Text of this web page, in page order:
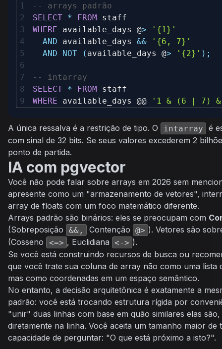
-- arrays padrão
SELECT * FROM
WHERE available_days @>
'{1}'
AND available_days &&
'{6, 7}'
AND
NOT ( available_days @> '{2}' ) ;
-- intarray
SELECT * FROM
WHERE available_days @@ '1 & (6 | 7)
A única ressalva é a restrição de tipo. O intarray
é
com sinal de 32 bits. Se seus valores excederem 2
ponto de partida.
IA com pgvector
Você não pode falar sobre arrays em 2026 sem
apresente como um "armazenamento de vetores",
array de floats com um foco matemático diferente.
Arrays padrão são binários: eles se preocupam com
(Sobreposição
&&, Contenção @> ). Vetores são
(Cosseno
<=> , Euclidiana <-> ).
Se você está construindo recursos de busca ou
que você trate sua coluna de array não como uma lista
mas como coordenadas em um espaço semântico.
No entanto, a decisão arquitetônica é exatamente a
padrão: você está trocando estrutura rígida por
"unir" duas linhas com base em quão similares elas
diretamente na linha. Você aceita um tamanho maior de
capacidade de perguntar: "O que está próximo a isto?".